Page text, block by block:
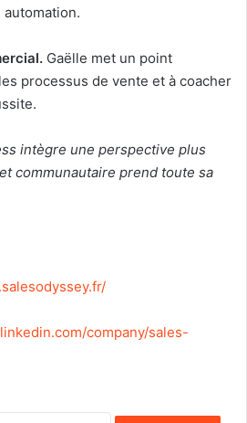
Gaëlle met un point
processus de vente et à coacher
intègre une perspective plus
communautaire prend toute sa
company/sales-